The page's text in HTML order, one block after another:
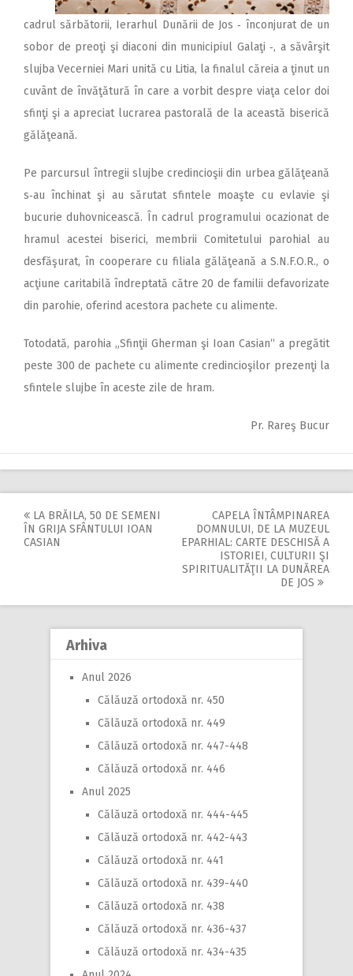
cadrul sărbătorii, Ierarhul Dunării de Jos ‑ înconjurat de un
sobor de preoţi şi diaconi din municipiul Galaţi ‑, a săvârşit
slujba Vecerniei Mari unită cu Litia, la finalul căreia a ţinut un
cuvânt de învăţătură în care a vorbit despre viaţa celor doi
sfinţi şi a apreciat lucrarea pastorală de la această biserică
gălăţeană.
Pe parcursul întregii slujbe credincioşii din urbea gălăţeană
s‑au închinat şi au sărutat sfintele moaşte cu evlavie şi
bucurie duhovnicească. În cadrul programului ocazionat de
hramul acestei biserici, membrii Comitetului parohial au
desfăşurat, în cooperare cu filiala gălăţeană a S.N.F.O.R., o
acţiune caritabilă îndreptată către 20 de familii defavorizate
din parohie, oferind acestora pachete cu alimente.
Totodată, parohia „Sfinţii Gherman şi Ioan Casian“ a pregătit
peste 300 de pachete cu alimente credincioşilor prezenţi la
sfintele slujbe în aceste zile de hram.
Pr. Rareş Bucur
Post
LA BRĂILA, 50 DE SEMENI
ÎN GRIJA SFÂNTULUI IOAN
CASIAN
CAPELA ÎNTÂMPINAREA
DOMNULUI, DE LA MUZEUL
EPARHIAL: CARTE DESCHISĂ A
ISTORIEI, CULTURII ŞI
SPIRITUALITĂŢII LA DUNĂREA
DE JOS
Arhiva
Anul 2026
Călăuză ortodoxă nr. 450
Călăuză ortodoxă nr. 449
Călăuză ortodoxă nr. 447-448
Călăuză ortodoxă nr. 446
Anul 2025
Călăuză ortodoxă nr. 444-445
Călăuză ortodoxă nr. 442-443
Călăuză ortodoxă nr. 441
Călăuză ortodoxă nr. 439-440
Călăuză ortodoxă nr. 438
Călăuză ortodoxă nr. 436-437
Călăuză ortodoxă nr. 434-435